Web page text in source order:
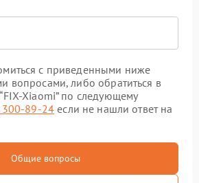
с приведенными ниже
вопросами, либо обратиться в
Xiaomi” по следующему
300-89-24 если не нашли ответ на
Общие вопросы